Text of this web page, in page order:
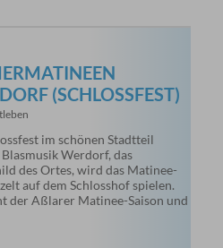
B
(SCHLOSSFEST)
im schönen Stadtteil
Werdorf, das
des Ortes, wird das Matinee-
auf dem Schlosshof spielen.
der Aßlarer Matinee-Saison und